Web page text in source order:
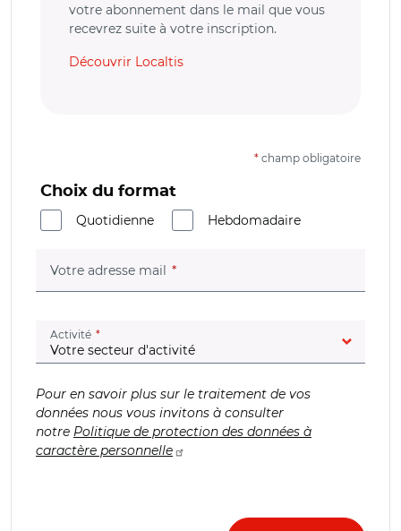
votre abonnement dans le mail que vous
recevrez suite à votre inscription.
Découvrir Localtis
* champ obligatoire
Choix du format
Quotidienne
Hebdomadaire
Votre adresse mail (champ obligatoire)
Activité (champ obligatoire)
Pour en savoir plus sur le traitement de vos
données nous vous invitons à consulter
notre Politique de protection des données à
caractère personnelle